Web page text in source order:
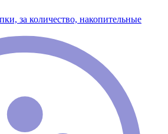
за количество, накопительные